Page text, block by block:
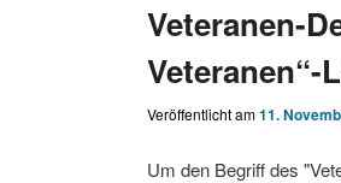
Veteranen-
Veteranen“-
Veröffentlicht am11.
Um den Begriff des